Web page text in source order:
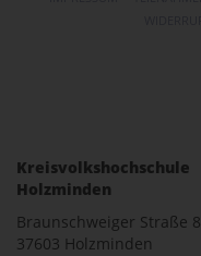
Kreisvolkshochschule
Holzminden
Braunschweiger Straße 8
37603 Holzminden